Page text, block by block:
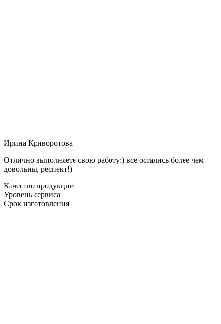
Ирина Криворотова
Отлично выполняете свою работу:) все остались более чем
довольны, респект!)
Качество продукции
Уровень сервиса
Срок изготовления